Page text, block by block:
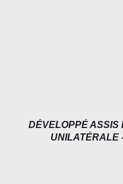
DÉVELOPPÉ ASSIS
UNILATÉRALE